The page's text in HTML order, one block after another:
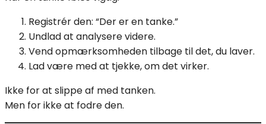
Registrér den: “Der er en tanke.”
Undlad at analysere videre.
Vend opmærksomheden tilbage til det, du laver.
Lad være med at tjekke, om det virker.
Ikke for at slippe af med tanken.
Men for ikke at fodre den.